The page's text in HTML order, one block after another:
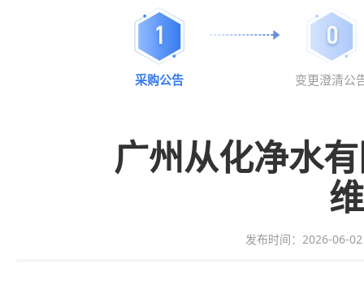
1
采购公告
0
变更澄清公
广州从化净水
发布时间：2026-06-